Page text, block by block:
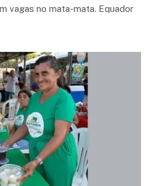
vagas no mata-mata. Equador